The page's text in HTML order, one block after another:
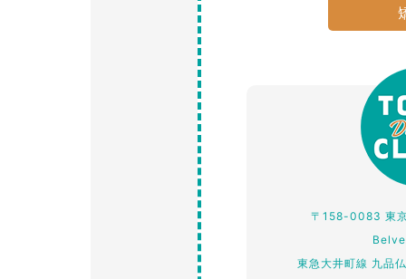
〒158-0083 東
東急大井町線 九品